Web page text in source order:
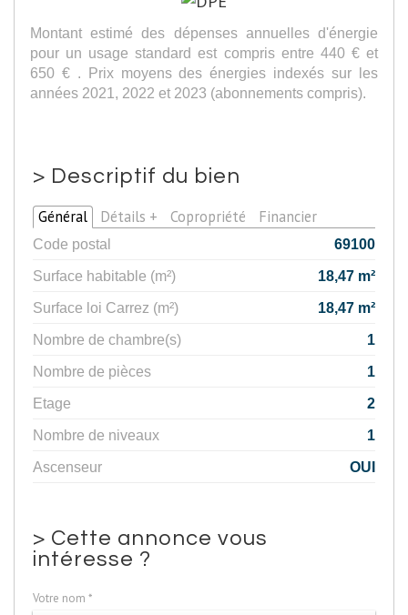
Montant estimé des dépenses annuelles d'énergie
pour un usage standard est compris entre 440 € et
650 € . Prix moyens des énergies indexés sur les
années 2021, 2022 et 2023 (abonnements compris).
> Descriptif du bien
Général Détails + Copropriété Financier
Code postal
69100
Surface habitable (m²)
18,47 m²
Surface loi Carrez (m²)
18,47 m²
Nombre de chambre(s)
1
Nombre de pièces
1
Etage
2
Nombre de niveaux
1
Ascenseur
OUI
> Cette annonce vous
intéresse ?
Votre nom *